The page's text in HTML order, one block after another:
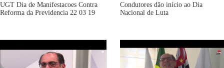
UGT Dia de Manifestacoes Contra
Reforma da Previdencia 22 03 19
Condutores dão início ao Dia
Nacional de Luta